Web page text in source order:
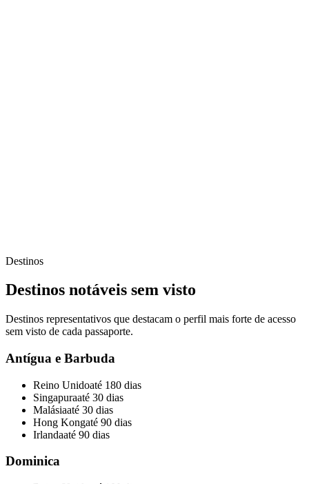
Destinos
Destinos notáveis sem visto
Destinos representativos que destacam o perfil mais forte de acesso
sem visto de cada passaporte.
Antígua e Barbuda
Reino Unidoaté 180 dias
Singapuraaté 30 dias
Malásiaaté 30 dias
Hong Kongaté 90 dias
Irlandaaté 90 dias
Dominica